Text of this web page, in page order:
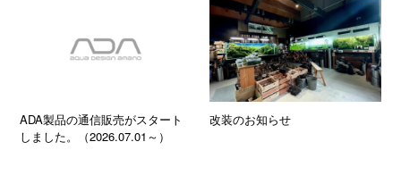
ADA製品の通信販売がスタート
しました。（2026.07.01～）
改装のお知らせ